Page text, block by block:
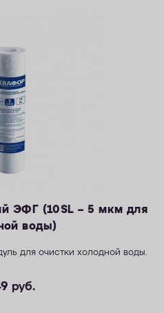
ЭФГ (10SL – 5 мкм для
воды)
для очистки холодной воды.
руб.